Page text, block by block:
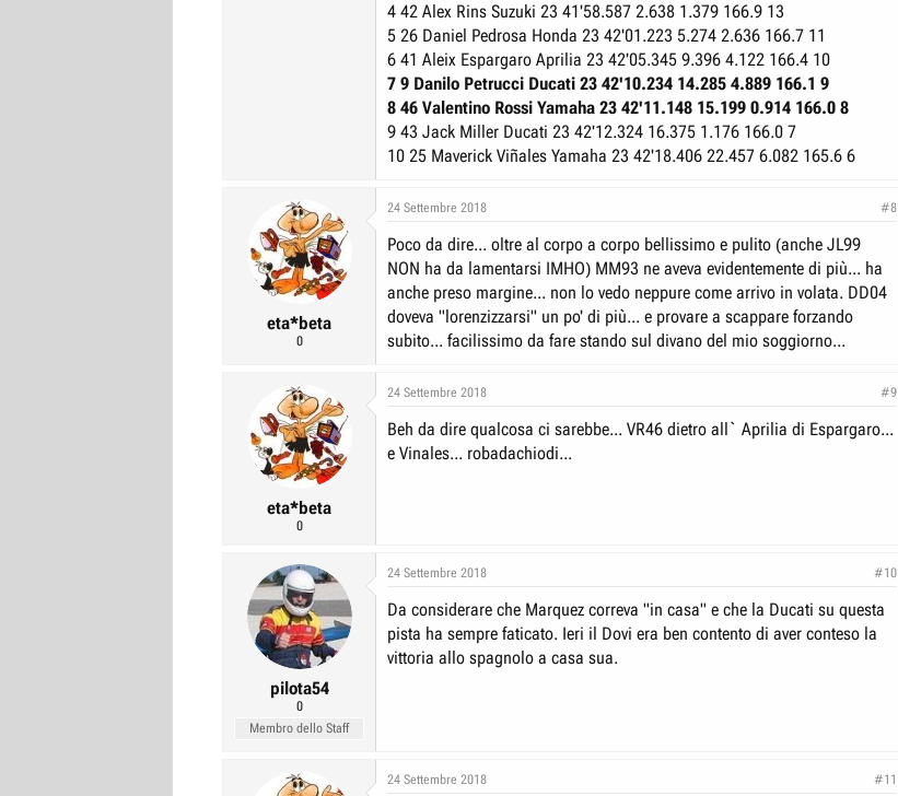
4 42 Alex Rins Suzuki 23 41'58.587 2.638 1.379 166.9 13
5 26 Daniel Pedrosa Honda 23 42'01.223 5.274 2.636 166.7 11
6 41 Aleix Espargaro Aprilia 23 42'05.345 9.396 4.122 166.4 10
7 9 Danilo Petrucci Ducati 23 42'10.234 14.285 4.889 166.1 9
8 46 Valentino Rossi Yamaha 23 42'11.148 15.199 0.914 166.0 8
9 43 Jack Miller Ducati 23 42'12.324 16.375 1.176 166.0 7
10 25 Maverick Viñales Yamaha 23 42'18.406 22.457 6.082 165.6 6
eta*beta
0
24 Settembre 2018 #8
Poco da dire... oltre al corpo a corpo bellissimo e pulito (anche JL99
NON ha da lamentarsi IMHO) MM93 ne aveva evidentemente di più... ha
anche preso margine... non lo vedo neppure come arrivo in volata. DD04
doveva "lorenzizzarsi" un po' di più... e provare a scappare forzando
subito... facilissimo da fare stando sul divano del mio soggiorno...
eta*beta
0
24 Settembre 2018 #9
Beh da dire qualcosa ci sarebbe... VR46 dietro all` Aprilia di Espargaro...
e Vinales... robadachiodi...
pilota54
0
Membro dello Staff
24 Settembre 2018 #10
Da considerare che Marquez correva "in casa" e che la Ducati su questa
pista ha sempre faticato. Ieri il Dovi era ben contento di aver conteso la
vittoria allo spagnolo a casa sua.
24 Settembre 2018 #11